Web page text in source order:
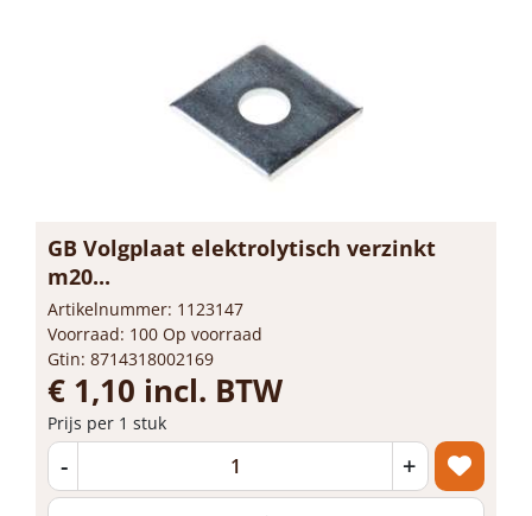
GB Volgplaat elektrolytisch verzinkt
m20...
Artikelnummer: 1123147
Voorraad: 100 Op voorraad
Gtin: 8714318002169
€ 1,10 incl. BTW
Prijs per 1 stuk
- +